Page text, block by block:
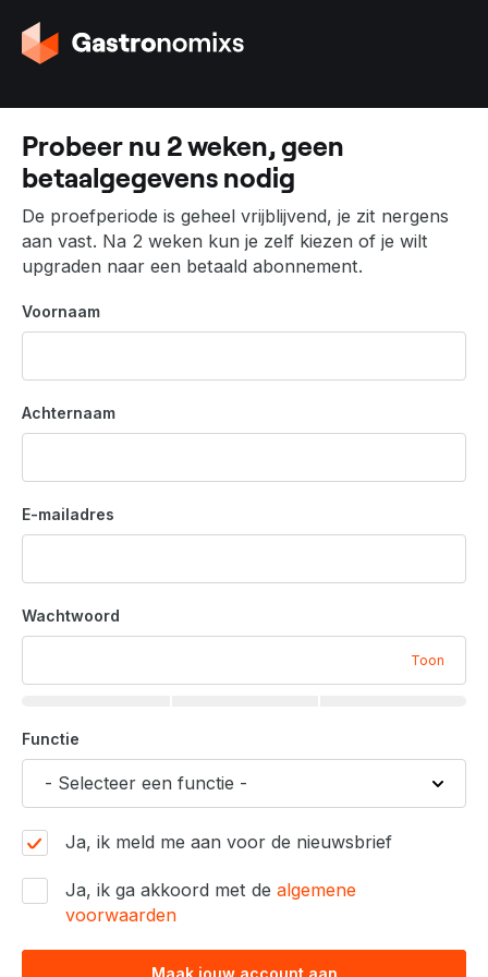
G
a
a
a
r
d
e
h
o
e
p
g
i
n
Probeer nu 2 weken, geen
betaalgegevens nodig
De proefperiode is geheel vrijblijvend, je zit nergens
aan vast. Na 2 weken kun je zelf kiezen of je wilt
upgraden naar een betaald abonnement.
Voornaam
Achternaam
E-mailadres
Wachtwoord
Toon
Functie
Ja, ik meld me aan voor de nieuwsbrief
Ja, ik ga akkoord met de algemene
voorwaarden
Maak jouw account aan